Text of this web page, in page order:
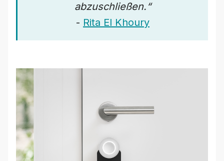
abzuschließen.“
- Rita El Khoury